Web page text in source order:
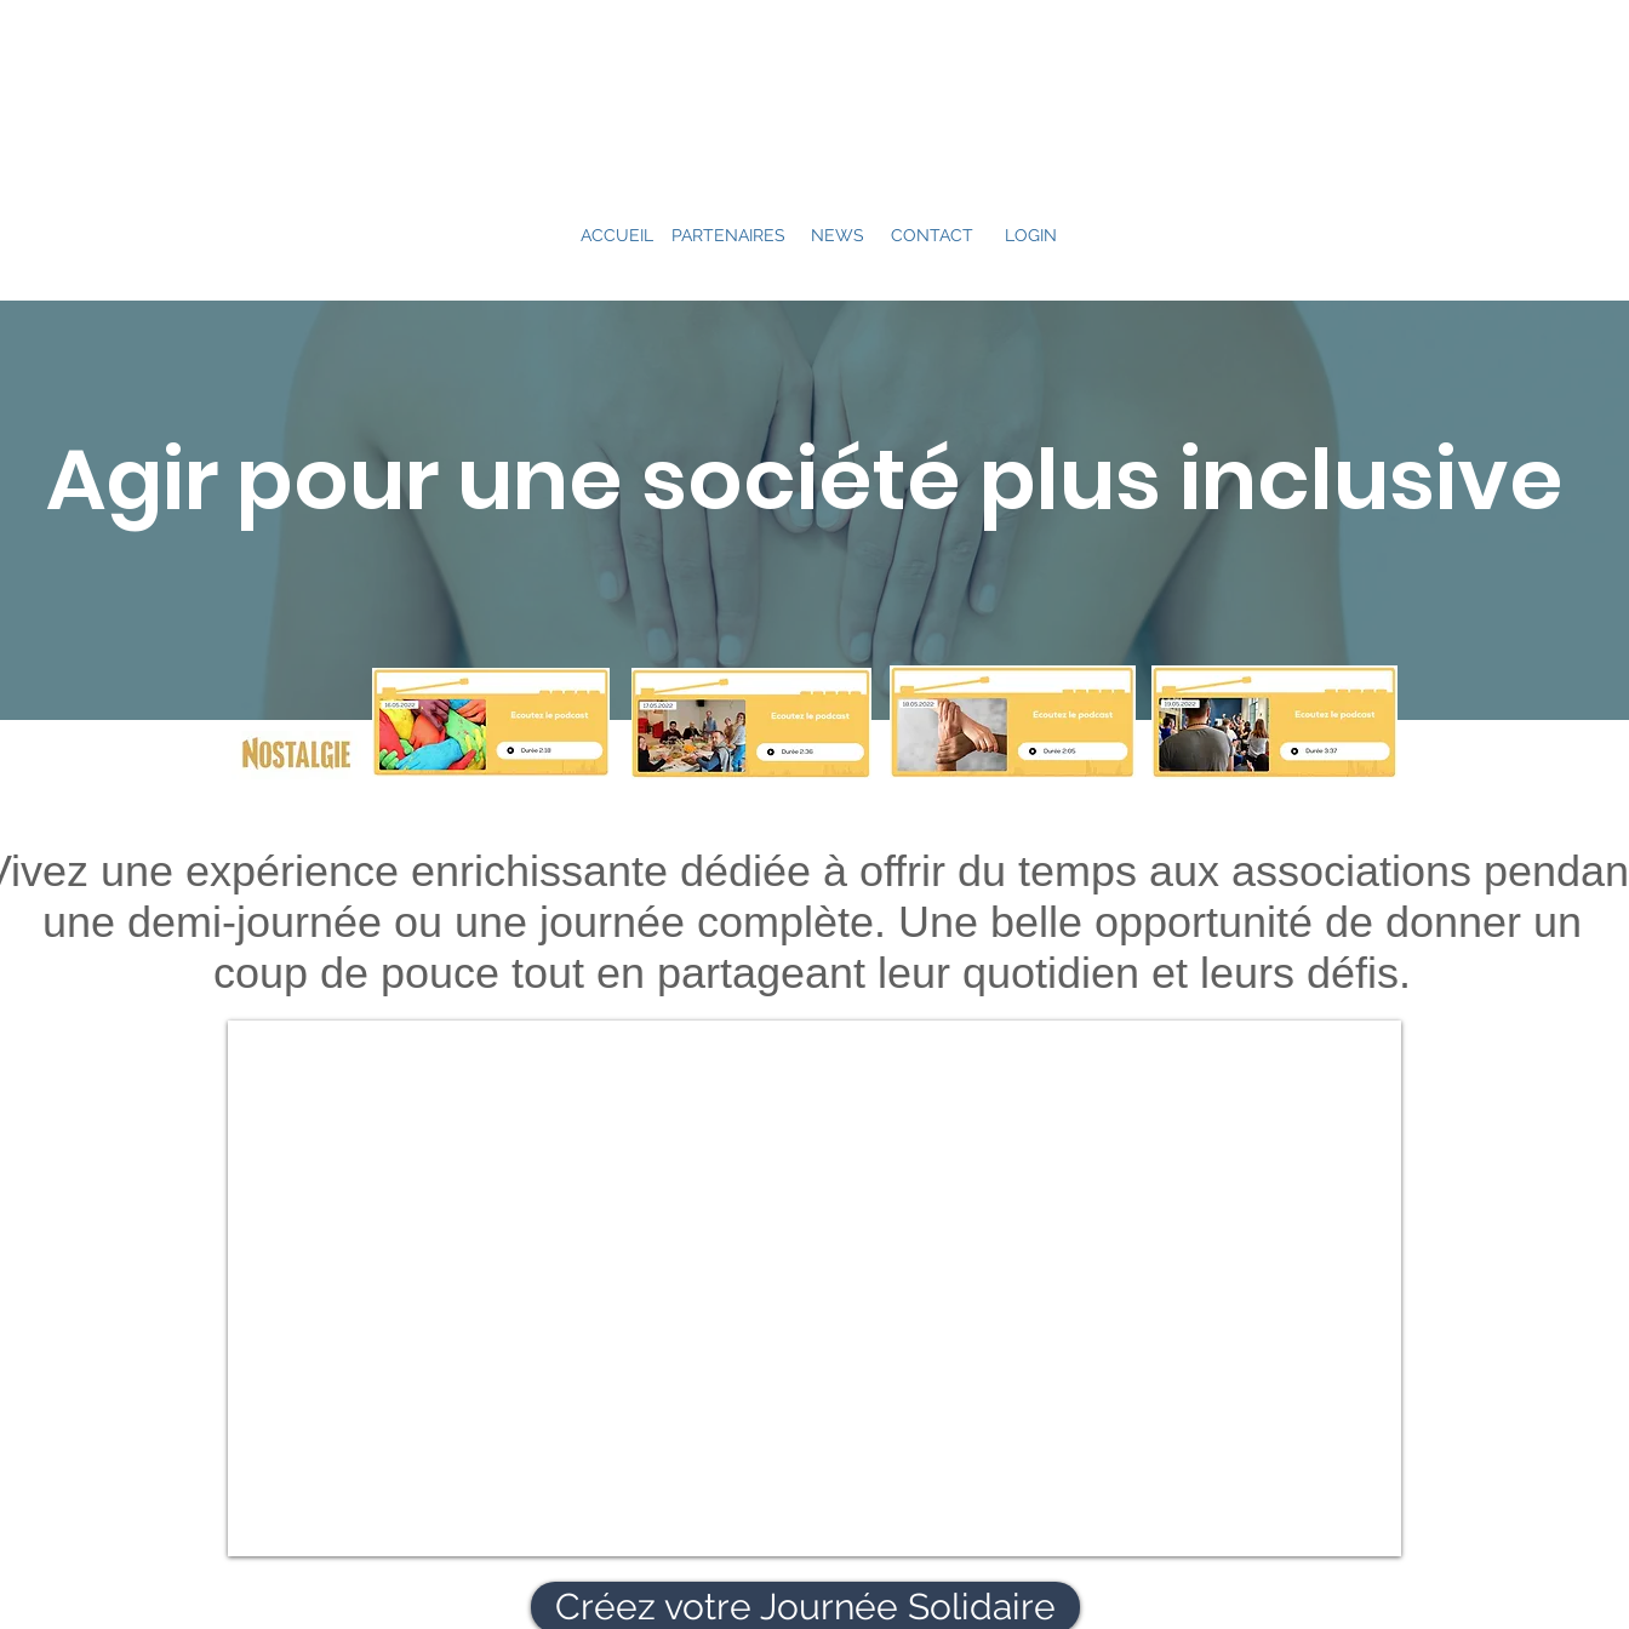
ACCUEIL PARTENAIRES NEWS CONTACT LOGIN
Agir pour une société plus inclusive
une expérience enrichissante dédiée à offrir du temps aux associations
une demi-journée ou une journée complète. Une belle opportunité de donner un
coup de pouce tout en partageant leur quotidien et leurs défis.
Créez votre Journée Solidaire